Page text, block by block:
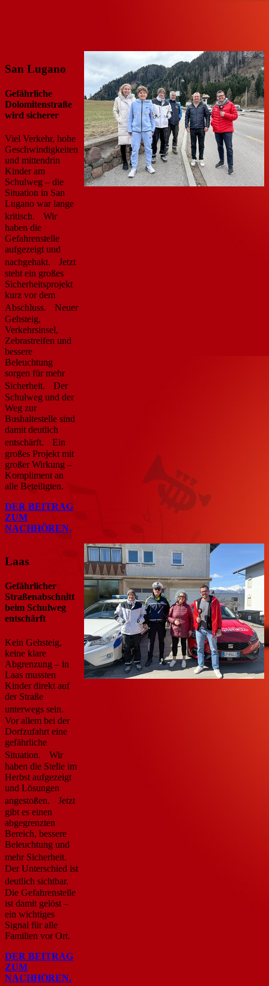
San Lugano
Gefährliche
Dolomitenstraße
wird sicherer
Viel Verkehr, hohe
Geschwindigkeiten
und mittendrin
Kinder am
Schulweg – die
Situation in San
Lugano war lange
kritisch. Wir
haben die
Gefahrenstelle
aufgezeigt und
nachgehakt. Jetzt
steht ein großes
Sicherheitsprojekt
kurz vor dem
Abschluss. Neuer
Gehsteig,
Verkehrsinsel,
Zebrastreifen und
bessere
Beleuchtung
sorgen für mehr
Sicherheit. Der
Schulweg und der
Weg zur
Bushaltestelle sind
damit deutlich
entschärft. Ein
großes Projekt mit
großer Wirkung –
Kompliment an
alle Beteiligten.
DER BEITRAG
ZUM
NACHHÖREN.
Laas
Gefährlicher
Straßenabschnitt
beim Schulweg
entschärft
Kein Gehsteig,
keine klare
Abgrenzung – in
Laas mussten
Kinder direkt auf
der Straße
unterwegs sein.
Vor allem bei der
Dorfzufahrt eine
gefährliche
Situation. Wir
haben die Stelle im
Herbst aufgezeigt
und Lösungen
angestoßen. Jetzt
gibt es einen
abgegrenzten
Bereich, bessere
Beleuchtung und
mehr Sicherheit.
Der Unterschied ist
deutlich sichtbar.
Die Gefahrenstelle
ist damit gelöst –
ein wichtiges
Signal für alle
Familien vor Ort.
DER BEITRAG
ZUM
NACHHÖREN.